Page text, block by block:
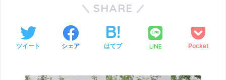
SHARE
ツイート シェア はてブ LINE Pocket